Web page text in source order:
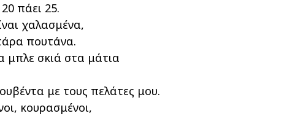
πάει 25.
χαλασμένα,
πουτάνα.
μπλε σκιά στα μάτια
με τους πελάτες μου.
κουρασμένοι,